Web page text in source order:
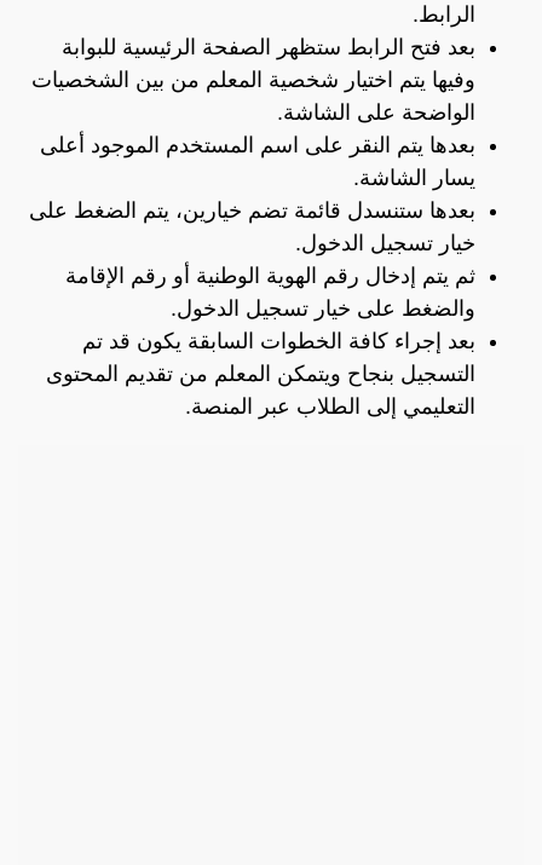
الرابط.
بعد فتح الرابط ستظهر الصفحة الرئيسية للبوابة
وفيها يتم اختيار شخصية المعلم من بين الشخصيات
الواضحة على الشاشة.
بعدها يتم النقر على اسم المستخدم الموجود أعلى
يسار الشاشة.
بعدها ستنسدل قائمة تضم خيارين، يتم الضغط على
خيار تسجيل الدخول.
ثم يتم إدخال رقم الهوية الوطنية أو رقم الإقامة
والضغط على خيار تسجيل الدخول.
بعد إجراء كافة الخطوات السابقة يكون قد تم
التسجيل بنجاح ويتمكن المعلم من تقديم المحتوى
التعليمي إلى الطلاب عبر المنصة.